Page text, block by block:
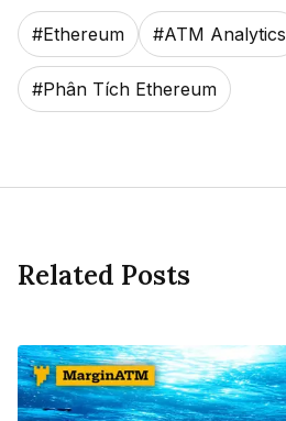
#Ethereum #ATM Analytics
#Phân Tích Ethereum
Related Posts